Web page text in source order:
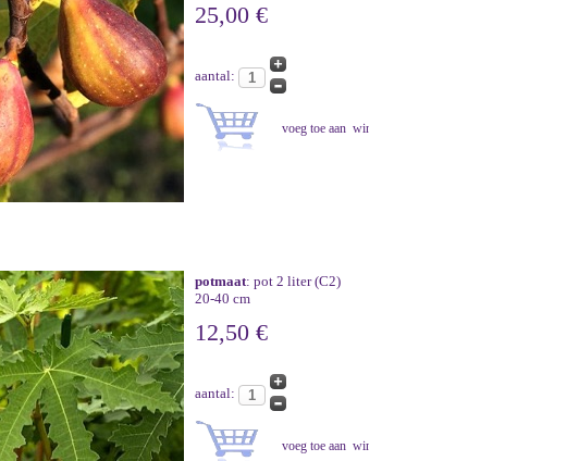
25,00 €
aantal:
potmaat: pot 2 liter (C2)
20-40 cm
12,50 €
aantal: